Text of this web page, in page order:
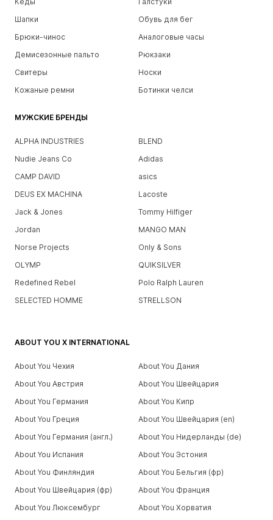
Шапки
Обувь для бег
Брюки-чинос
Аналоговые часы
Демисезонные пальто
Рюкзаки
Свитеры
Носки
Кожаные ремни
Ботинки челси
МУЖСКИЕ БРЕНДЫ
ALPHA INDUSTRIES
BLEND
Nudie Jeans Co
Adidas
CAMP DAVID
asics
DEUS EX MACHINA
Lacoste
Jack & Jones
Tommy Hilfiger
Jordan
MANGO MAN
Norse Projects
Only & Sons
OLYMP
QUIKSILVER
Redefined Rebel
Polo Ralph Lauren
SELECTED HOMME
STRELLSON
ABOUT YOU X INTERNATIONAL
About You Чехия
About You Дания
About You Австрия
About You Швейцария
About You Германия
About You Кипр
About You Греция
About You Швейцария (en)
About You Германия (англ.)
About You Нидерланды (de)
About You Испания
About You Эстония
About You Финляндия
About You Бельгия (фр)
About You Швейцария (фр)
About You Франция
About You Люксембург
About You Хорватия